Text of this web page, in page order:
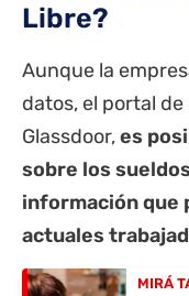
Libre?
Aunque la
datos, el portal
Glassdoor,es
sobre los
información que
actuales
MIRÁ